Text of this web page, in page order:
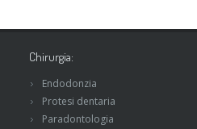
Chirurgia:
Endodonzia
Protesi dentaria
Paradontologia